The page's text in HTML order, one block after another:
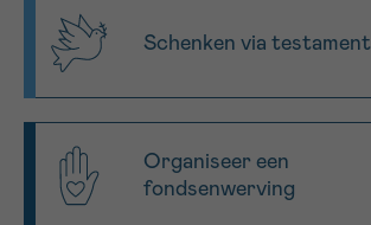
Schenken via testament
Organiseer een
fondsenwerving